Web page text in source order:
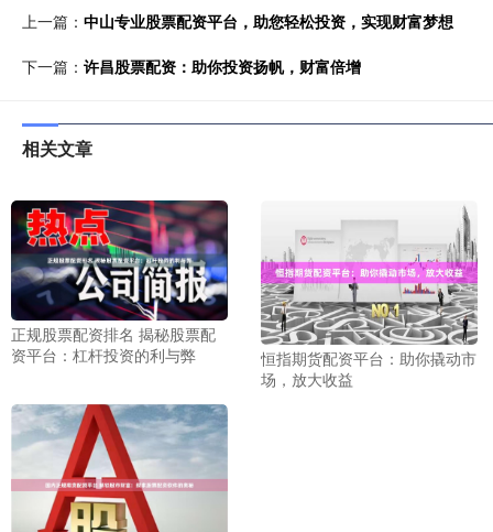
上一篇： 中山专业股票配资平台，助您轻松投资，实现财富梦想
下一篇： 许昌股票配资：助你投资扬帆，财富倍增
相关文章
正规股票配资排名 揭秘股票配
资平台：杠杆投资的利与弊
恒指期货配资平台：助你撬动市
场，放大收益